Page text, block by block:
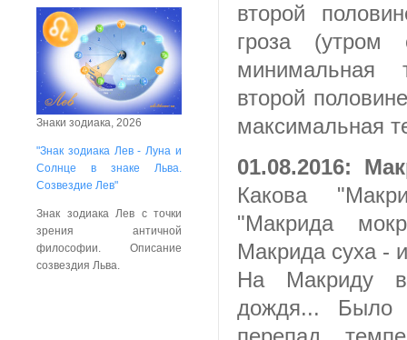
Знаки зодиака, 2026
"Знак зодиака Лев - Луна и
Солнце в знаке Льва.
Созвездие Лев"
Знак зодиака Лев с точки
зрения античной
философии. Описание
созвездия Льва.
второй
гроза (утром
минимальная
второй
максимальная
01.08.2016:
Какова
"Макрида
Макрида суха -
На Макриду
дождя... Было